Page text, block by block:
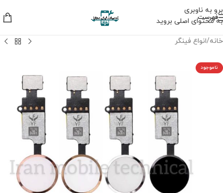
برو به ناوبری
به محتوای اصلی بروید
فهرست
خانه/انواع فینگر
ناموجود